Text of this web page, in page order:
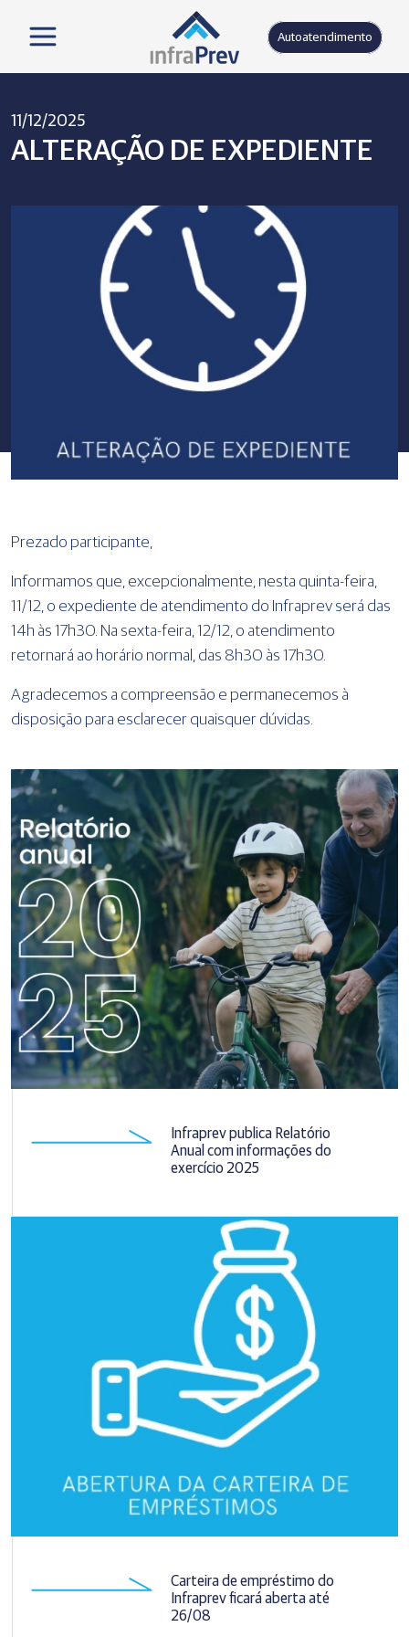
Autoatendimento
11/12/2025
ALTERAÇÃO DE EXPEDIENTE
Prezado participante,
Informamos que, excepcionalmente, nesta quinta-feira,
11/12, o expediente de atendimento do Infraprev será das
14h às 17h30. Na sexta-feira, 12/12, o atendimento
retornará ao horário normal, das 8h30 às 17h30.
Agradecemos a compreensão e permanecemos à
disposição para esclarecer quaisquer dúvidas.
Infraprev publica Relatório
Anual com informações do
exercício 2025
Carteira de empréstimo do
Infraprev ficará aberta até
26/08